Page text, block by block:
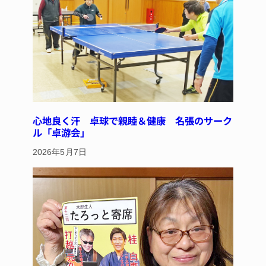
心地良く汗 卓球で親睦＆健康 名張のサーク
ル「卓游会」
2026年5月7日